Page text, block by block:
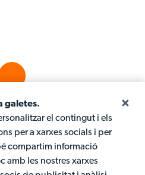
galetes.
el contingut i els
per a xarxes socials i per
compartim informació
amb les nostres xarxes